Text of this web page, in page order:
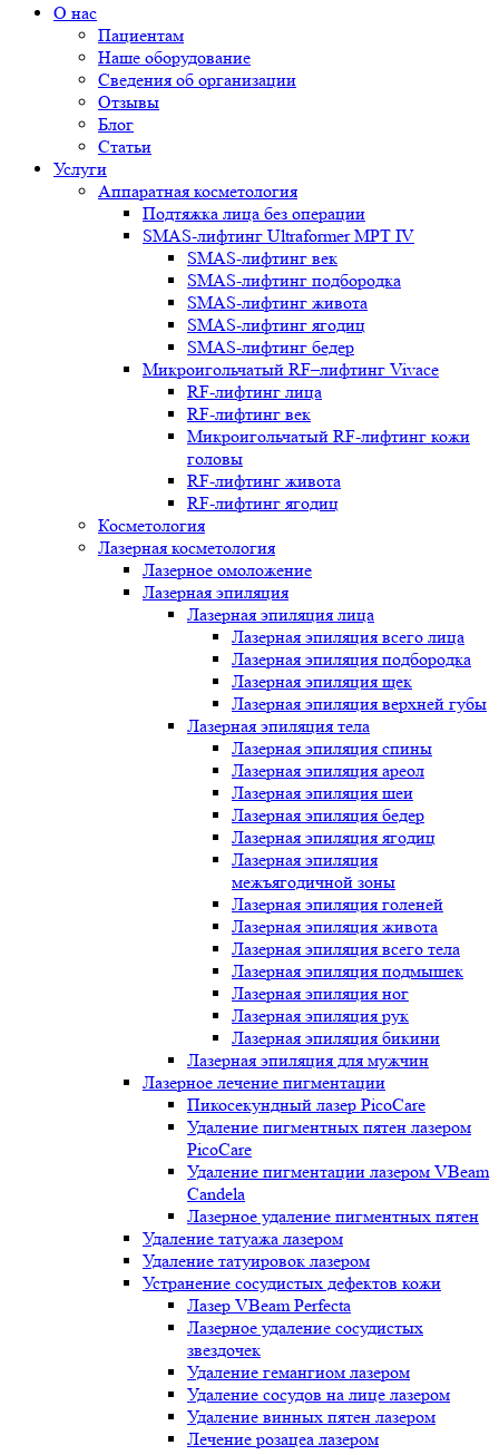
О нас
Пациентам
Наше оборудование
Сведения об организации
Отзывы
Блог
Статьи
Услуги
Аппаратная косметология
Подтяжка лица без операции
SMAS-лифтинг Ultraformer MPT IV
SMAS-лифтинг век
SMAS-лифтинг подбородка
SMAS-лифтинг живота
SMAS-лифтинг ягодиц
SMAS-лифтинг бедер
Микроигольчатый RF–лифтинг Vivace
RF-лифтинг лица
RF-лифтинг век
Микроигольчатый RF-лифтинг кожи
головы
RF-лифтинг живота
RF-лифтинг ягодиц
Косметология
Лазерная косметология
Лазерное омоложение
Лазерная эпиляция
Лазерная эпиляция лица
Лазерная эпиляция всего лица
Лазерная эпиляция подбородка
Лазерная эпиляция щек
Лазерная эпиляция верхней губы
Лазерная эпиляция тела
Лазерная эпиляция спины
Лазерная эпиляция ареол
Лазерная эпиляция шеи
Лазерная эпиляция бедер
Лазерная эпиляция ягодиц
Лазерная эпиляция
межъягодичной зоны
Лазерная эпиляция голеней
Лазерная эпиляция живота
Лазерная эпиляция всего тела
Лазерная эпиляция подмышек
Лазерная эпиляция ног
Лазерная эпиляция рук
Лазерная эпиляция бикини
Лазерная эпиляция для мужчин
Лазерное лечение пигментации
Пикосекундный лазер PicoCare
Удаление пигментных пятен лазером
PicoCare
Удаление пигментации лазером VBeam
Candela
Лазерное удаление пигментных пятен
Удаление татуажа лазером
Удаление татуировок лазером
Устранение сосудистых дефектов кожи
Лазер VBeam Perfecta
Лазерное удаление сосудистых
звездочек
Удаление гемангиом лазером
Удаление сосудов на лице лазером
Удаление винных пятен лазером
Лечение розацеа лазером